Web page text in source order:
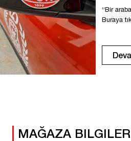
“Bir
Buraya
MAĞAZA